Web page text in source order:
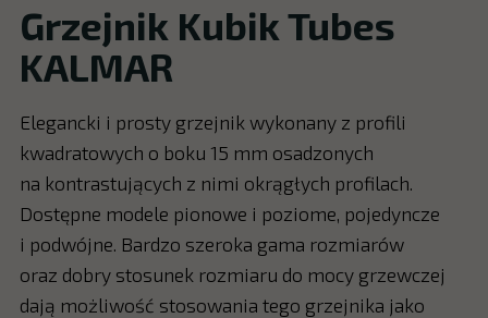
Grzejnik Kubik Tubes
KALMAR
Elegancki i prosty grzejnik wykonany z profili
kwadratowych o boku 15 mm osadzonych
na kontrastujących z nimi okrągłych profilach.
Dostępne modele pionowe i poziome, pojedyncze
i podwójne. Bardzo szeroka gama rozmiarów
oraz dobry stosunek rozmiaru do mocy grzewczej
dają możliwość stosowania tego grzejnika jako